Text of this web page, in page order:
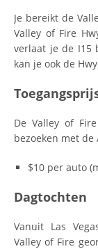
Je bereikt de
Valley of Fire
verlaat je de I15
kan je ook de
De Valley of
bezoeken met de
$10 per auto
Dagtochten
Vanuit Las
Valley of Fire